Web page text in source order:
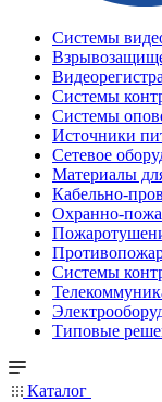
Системы
Системы
Системы
Источники
Сетевое
Материалы
Кабельно-
Охранно-
Системы
Типовые
Каталог